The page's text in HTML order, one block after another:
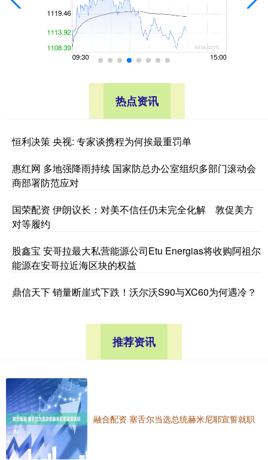
热点资讯
恒利决策 央视: 专家谈携程为何挨最重罚单
惠红网 多地强降雨持续 国家防总办公室组织多部门滚动会
商部署防范应对
国荣配资 伊朗议长：对美不信任仍未完全化解 敦促美方
对等履约
股鑫宝 安哥拉最大私营能源公司Etu Energias将收购阿祖尔
能源在安哥拉近海区块的权益
鼎信天下 销量断崖式下跌！沃尔沃S90与XC60为何遇冷？
推荐资讯
融合配资 塞舌尔当选总统赫米尼耶宣誓就职